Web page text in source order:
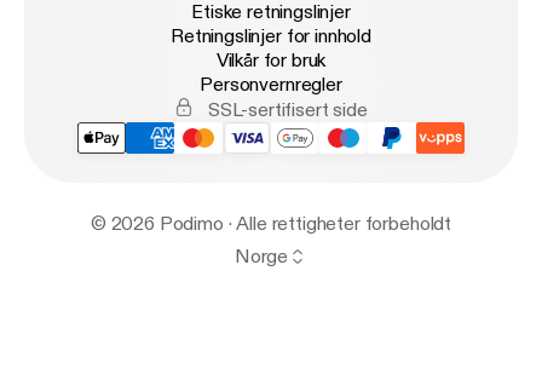
Etiske retningslinjer
Retningslinjer for innhold
Vilkår for bruk
Personvernregler
SSL-sertifisert side
© 2026 Podimo · Alle rettigheter forbeholdt
Norge